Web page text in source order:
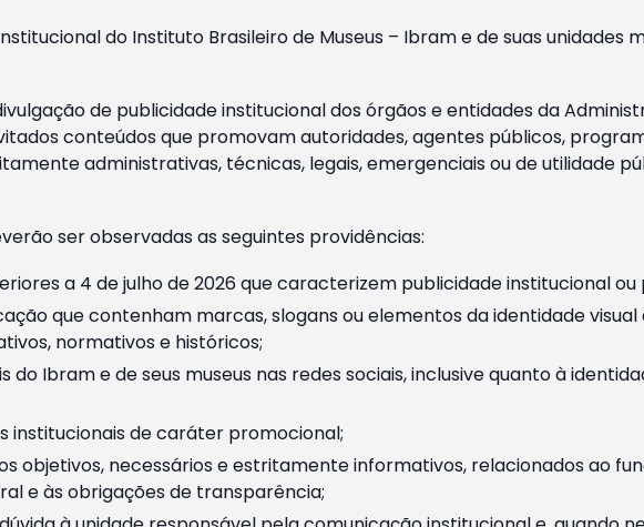
do Instituto Brasileiro de Museus – Ibram e de suas unidades
de publicidade institucional dos órgãos e entidades da
conteúdos que promovam autoridades, agentes públicos,
administrativas, técnicas, legais, emergenciais ou de utilidade
ser observadas as seguintes providências:
a 4 de julho de 2026 que caracterizem publicidade institucional
que contenham marcas, slogans ou elementos da identidade
normativos e históricos;
Ibram e de seus museus nas redes sociais, inclusive quanto à
institucionais de caráter promocional;
objetivos, necessários e estritamente informativos, relacionados ao
e às obrigações de transparência;